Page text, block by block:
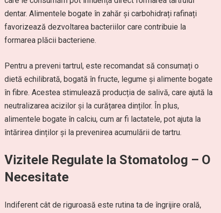
dentar. Alimentele bogate în zahăr și carbohidrați rafinați
favorizează dezvoltarea bacteriilor care contribuie la
formarea plăcii bacteriene.
Pentru a preveni tartrul, este recomandat să consumați o
dietă echilibrată, bogată în fructe, legume și alimente bogate
în fibre. Acestea stimulează producția de salivă, care ajută la
neutralizarea acizilor și la curățarea dinților. În plus,
alimentele bogate în calciu, cum ar fi lactatele, pot ajuta la
întărirea dinților și la prevenirea acumulării de tartru.
Vizitele Regulate la Stomatolog – O
Necesitate
Indiferent cât de riguroasă este rutina ta de îngrijire orală,